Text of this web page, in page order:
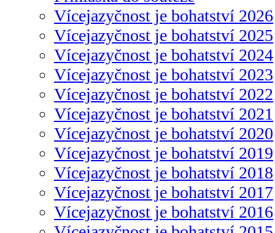
Vícejazyčnost je bohatství 2026
Vícejazyčnost je bohatství 2025
Vícejazyčnost je bohatství 2024
Vícejazyčnost je bohatství 2023
Vícejazyčnost je bohatství 2022
Vícejazyčnost je bohatství 2021
Vícejazyčnost je bohatství 2020
Vícejazyčnost je bohatství 2019
Vícejazyčnost je bohatství 2018
Vícejazyčnost je bohatství 2017
Vícejazyčnost je bohatství 2016